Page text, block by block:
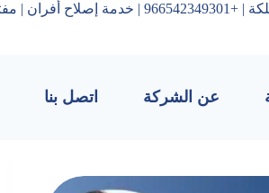
مدار الاسبوع
عن الشركة اتصل بنا